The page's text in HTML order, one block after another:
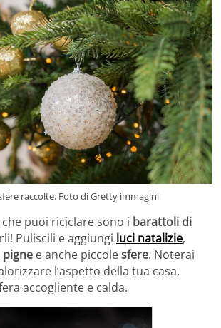
raccolte. Foto di Gretty immagini
puoi riciclare sono i barattoli di
Puliscili e aggiungi luci natalizie,
pigne e anche piccolesfere. Noterai
l’aspetto della tua casa,
accogliente e calda.